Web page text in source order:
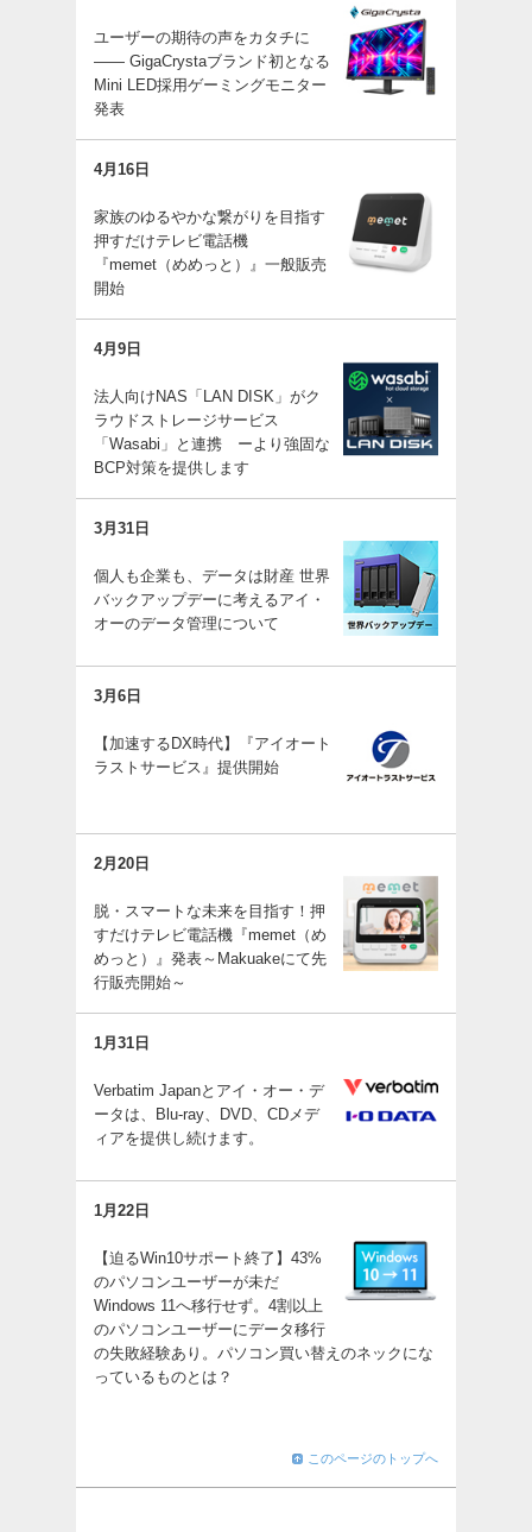
ユーザーの期待の声をカタチに
—— GigaCrystaブランド初となる
Mini LED採用ゲーミングモニター
発表
4月16日
家族のゆるやかな繋がりを目指す
押すだけテレビ電話機
『memet（めめっと）』一般販売
開始
4月9日
法人向けNAS「LAN DISK」がク
ラウドストレージサービス
「Wasabi」と連携 ーより強固な
BCP対策を提供します
3月31日
個人も企業も、データは財産 世界
バックアップデーに考えるアイ・
オーのデータ管理について
3月6日
【加速するDX時代】『アイオート
ラストサービス』提供開始
2月20日
脱・スマートな未来を目指す！押
すだけテレビ電話機『memet（め
めっと）』発表～Makuakeにて先
行販売開始～
1月31日
Verbatim Japanとアイ・オー・デ
ータは、Blu-ray、DVD、CDメデ
ィアを提供し続けます。
1月22日
【迫るWin10サポート終了】43%
のパソコンユーザーが未だ
Windows 11へ移行せず。4割以上
のパソコンユーザーにデータ移行
の失敗経験あり。パソコン買い替えのネックにな
っているものとは？
このページのトップへ